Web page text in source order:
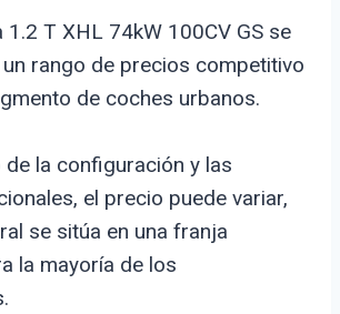
1.2 T XHL 74kW 100CV GS se
rango de precios competitivo
de coches urbanos.
de la configuración y las
el precio puede variar,
se sitúa en una franja
la mayoría de los